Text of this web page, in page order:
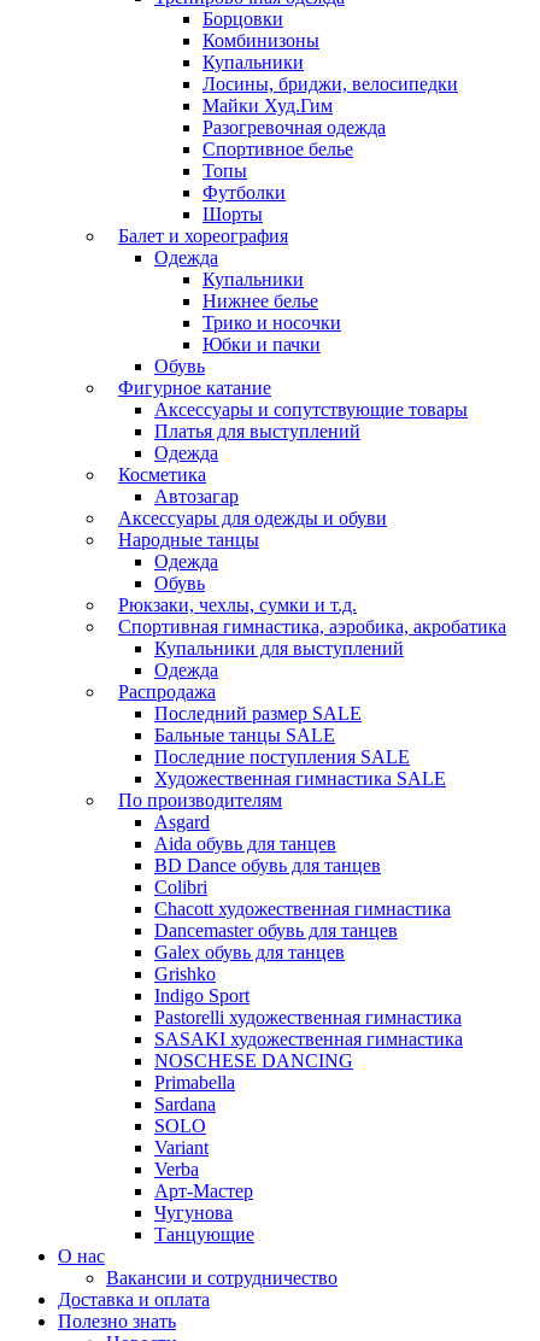
Борцовки
Комбинизоны
Купальники
Лосины, бриджи, велосипедки
Майки Худ.Гим
Разогревочная одежда
Спортивное белье
Топы
Футболки
Шорты
Балет и хореография
Одежда
Купальники
Нижнее белье
Трико и носочки
Юбки и пачки
Обувь
Фигурное катание
Аксессуары и сопутствующие товары
Платья для выступлений
Одежда
Косметика
Автозагар
Аксессуары для одежды и обуви
Народные танцы
Одежда
Обувь
Рюкзаки, чехлы, сумки и т.д.
Спортивная гимнастика, аэробика, акробатика
Купальники для выступлений
Одежда
Распродажа
Последний размер SALE
Бальные танцы SALE
Последние поступления SALE
Художественная гимнастика SALE
По производителям
Asgard
Аida обувь для танцев
BD Dance обувь для танцев
Colibri
Chacott художественная гимнастика
Dancemaster обувь для танцев
Galex обувь для танцев
Grishko
Indigo Sport
Pastorelli художественная гимнастика
SASAKI художественная гимнастика
NOSCHESE DANCING
Primabella
Sardana
SOLO
Variant
Verba
Арт-Мастер
Чугунова
Танцующие
О нас
Вакансии и сотрудничество
Доставка и оплата
Полезно знать